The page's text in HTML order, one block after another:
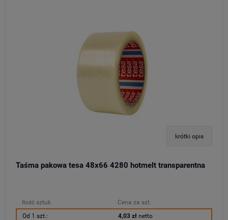
krótki opis
Taśma pakowa tesa 48x66 4280 hotmelt transparentna
Ilość sztuk
Cena za szt.
Od 1 szt.:
4,03 złnetto